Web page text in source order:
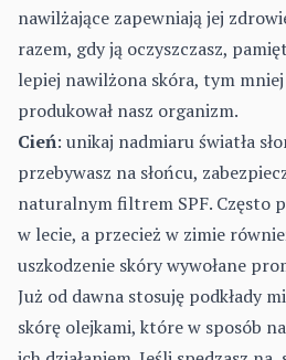
nawilżające zapewniają jej
razem, gdy ją oczyszczasz,
lepiej nawilżona skóra, tym mniej
produkował nasz organizm.
Cień: unikaj nadmiaru światła
przebywasz na słońcu,
naturalnym filtrem SPF. Często
w lecie, a przecież w zimie
uszkodzenie skóry wywołane
Już od dawna stosuję podkłady
skórę olejkami, które w sposób